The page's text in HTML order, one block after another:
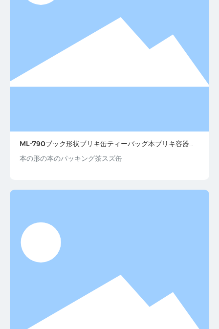
ML-790ブック形状ブリキ缶ティーバッグ本ブリキ容器ギ
フト
本の形の本のパッキング茶スズ缶